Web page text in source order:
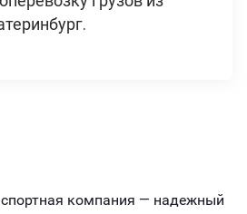
компания — надежный